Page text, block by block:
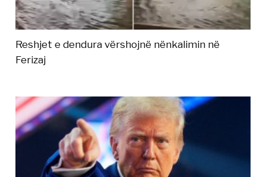
Reshjet e dendura vërshojnë nënkalimin në
Ferizaj